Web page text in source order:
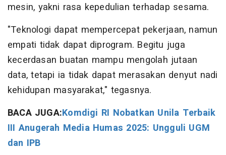
mesin, yakni rasa kepedulian terhadap sesama.
"Teknologi dapat mempercepat pekerjaan, namun
empati tidak dapat diprogram. Begitu juga
kecerdasan buatan mampu mengolah jutaan
data, tetapi ia tidak dapat merasakan denyut nadi
kehidupan masyarakat," tegasnya.
BACA JUGA:Komdigi RI Nobatkan Unila Terbaik
III Anugerah Media Humas 2025: Ungguli UGM
dan IPB